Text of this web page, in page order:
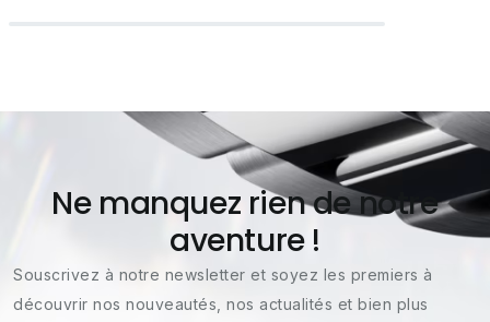
Ne manquez rien de notre
aventure !
Souscrivez à notre newsletter et soyez les premiers à
découvrir nos nouveautés, nos actualités et bien plus